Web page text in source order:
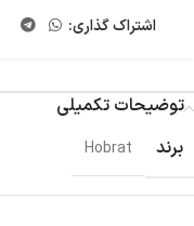
اشتراک گذاری:
توضیحات تکمیلی
برند
Hobrat